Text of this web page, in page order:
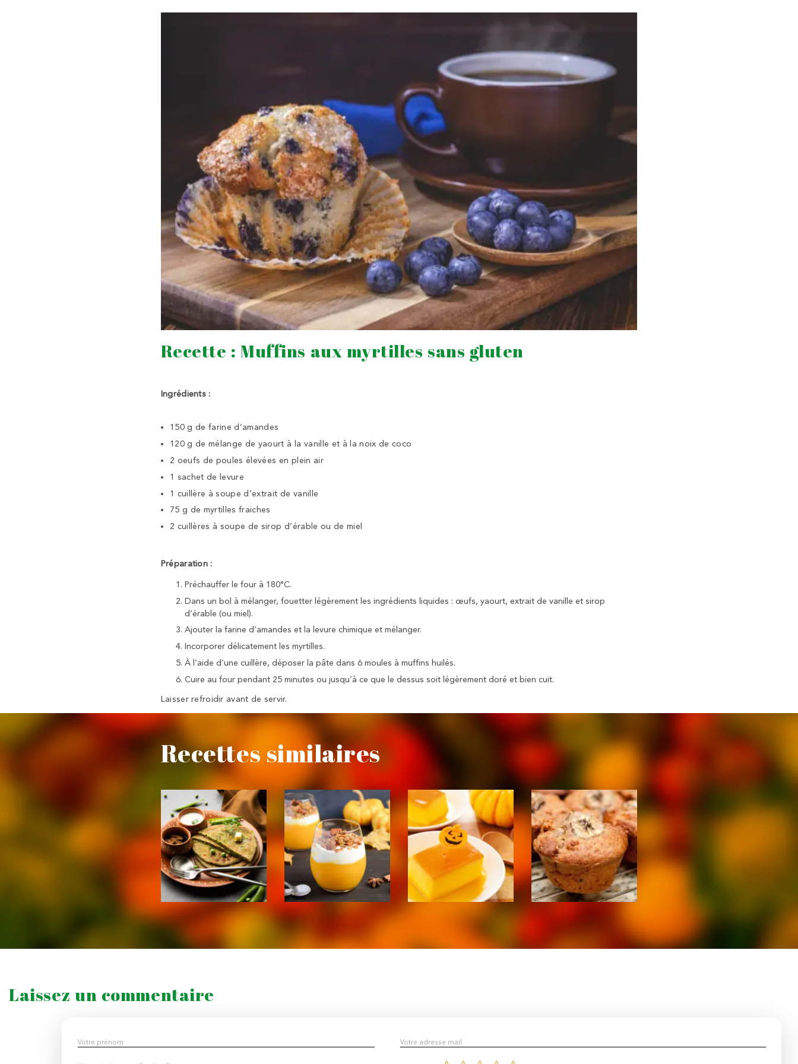
Recette : Muffins aux myrtilles sans gluten
Ingrédients :
150 g de farine d’amandes
120 g de mélange de yaourt à la vanille et à la noix de coco
2 oeufs de poules élevées en plein air
1 sachet de levure
1 cuillère à soupe d’extrait de vanille
75 g de myrtilles fraiches
2 cuillères à soupe de sirop d’érable ou de miel
Préparation :
Préchauffer le four à 180°C.
Dans un bol à mélanger, fouetter légèrement les ingrédients liquides : œufs, yaourt, extrait de vanille et sirop
d’érable (ou miel).
Ajouter la farine d’amandes et la levure chimique et mélanger.
Incorporer délicatement les myrtilles.
À l’aide d’une cuillère, déposer la pâte dans 6 moules à muffins huilés.
Cuire au four pendant 25 minutes ou jusqu’à ce que le dessus soit légèrement doré et bien cuit.
Laisser refroidir avant de servir.
Recettes similaires
Laissez un commentaire